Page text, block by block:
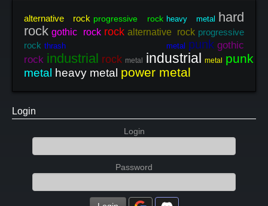
alternative rock progressive rock heavy metal hard
rock gothic rock rock alternative rock progressive
rock thrash metal punk gothic
rock industrial rock metal industrial metal punk
metal
heavy metal power metal
Login
Login
Password